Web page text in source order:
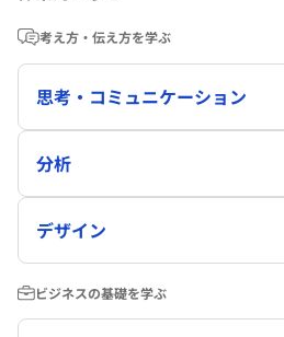
考え方・伝え方を学ぶ
思考・コミュニケーション
分析
デザイン
ビジネスの基礎を学ぶ